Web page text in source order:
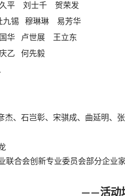
平 刘士千 贺荣发
九锡 穆琳琳 易芳华
华 卢世展
王立东
乙 何先毅
杰、石岂彰、宋骐成、曲延明、
联合会创新专业委员会部分企业
——活动